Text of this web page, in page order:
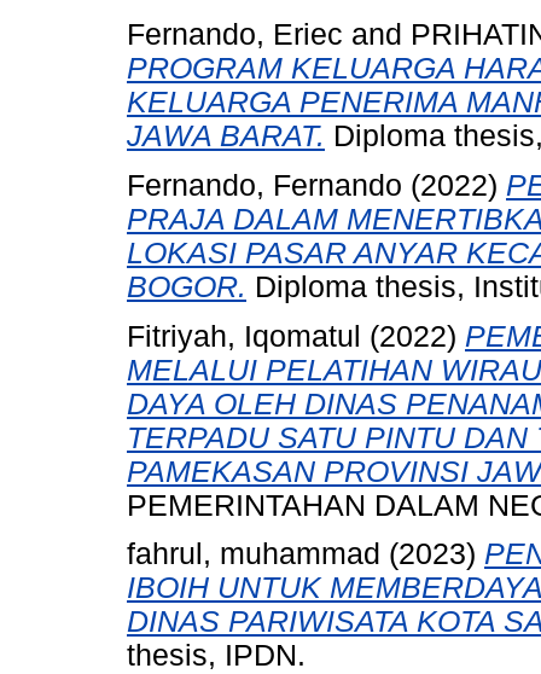
Fernando, Eriec and
PROGRAM KELUARGA
KELUARGA PENERIMA
JAWA BARAT. Diploma
Fernando, Fernando (2022)
PRAJA DALAM
LOKASI PASAR ANYAR
BOGOR. Diploma thesis,
Fitriyah, Iqomatul (2022)
MELALUI PELATIHAN
DAYA OLEH DINAS
TERPADU SATU PINTU
PAMEKASAN PROVINSI
PEMERINTAHAN DALAM
fahrul, muhammad (2023)
IBOIH UNTUK
DINAS PARIWISATA KOTA
thesis, IPDN.